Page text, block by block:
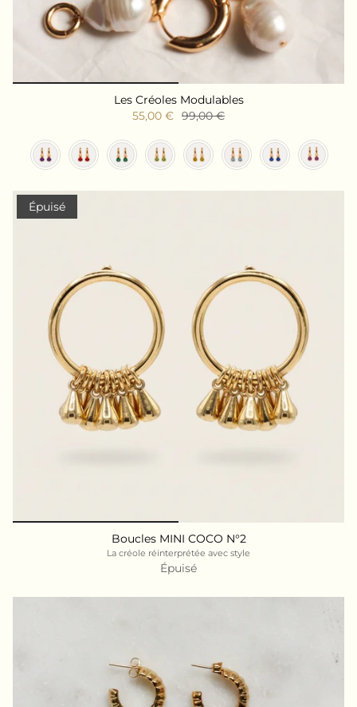
Les Créoles Modulables
55,00 € 99,00 €
Couleur des cristaux
Épuisé
Boucles MINI COCO N°2
La créole réinterprétée avec style
Épuisé